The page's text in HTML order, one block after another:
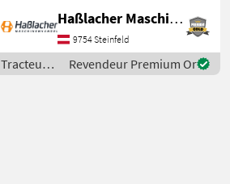
Hand. Kein
Lohnunternehmer – nur
am eigenen Betrieb
gelaufen. Durchgehend
Haßlacher Maschinenhandel
9754 Steinfeld
Tracteurs
/ Case IH
Revendeur Premium Or